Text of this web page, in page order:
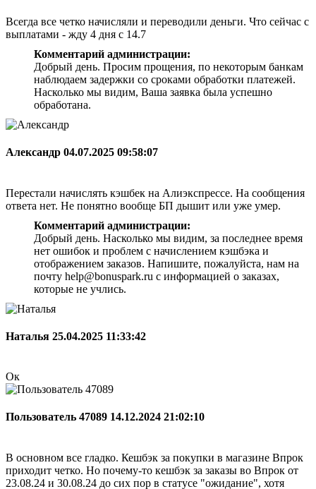
Всегда все четко начисляли и переводили деньги. Что сейчас с
выплатами - жду 4 дня с 14.7
Комментарий администрации:
Добрый день. Просим прощения, по некоторым банкам
наблюдаем задержки со сроками обработки платежей.
Насколько мы видим, Ваша заявка была успешно
обработана.
Александр 04.07.2025 09:58:07
Перестали начислять кэшбек на Алиэкспрессе. На сообщения
ответа нет. Не понятно вообще БП дышит или уже умер.
Комментарий администрации:
Добрый день. Насколько мы видим, за последнее время
нет ошибок и проблем с начислением кэшбэка и
отображением заказов. Напишите, пожалуйста, нам на
почту help@bonuspark.ru с информацией о заказах,
которые не учлись.
Наталья 25.04.2025 11:33:42
Ок
Пользователь 47089 14.12.2024 21:02:10
В основном все гладко. Кешбэк за покупки в магазине Впрок
приходит четко. Но почему-то кешбэк за заказы во Впрок от
23.08.24 и 30.08.24 до сих пор в статусе "ожидание", хотя